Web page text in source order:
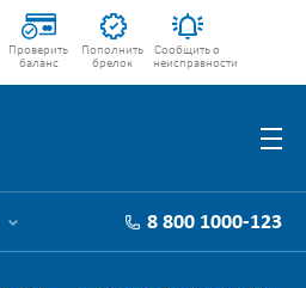
Проверить
баланс
Пополнить
брелок
Сообщить о
неисправности
8 800 1000-123